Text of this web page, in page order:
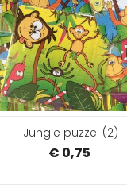
BESTELLEN
Jungle puzzel (2)
€ 0,75